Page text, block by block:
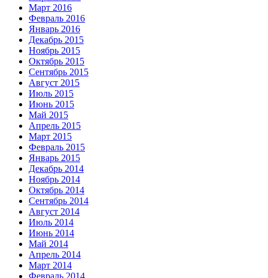
Март 2016
Февраль 2016
Январь 2016
Декабрь 2015
Ноябрь 2015
Октябрь 2015
Сентябрь 2015
Август 2015
Июль 2015
Июнь 2015
Май 2015
Апрель 2015
Март 2015
Февраль 2015
Январь 2015
Декабрь 2014
Ноябрь 2014
Октябрь 2014
Сентябрь 2014
Август 2014
Июль 2014
Июнь 2014
Май 2014
Апрель 2014
Март 2014
Февраль 2014